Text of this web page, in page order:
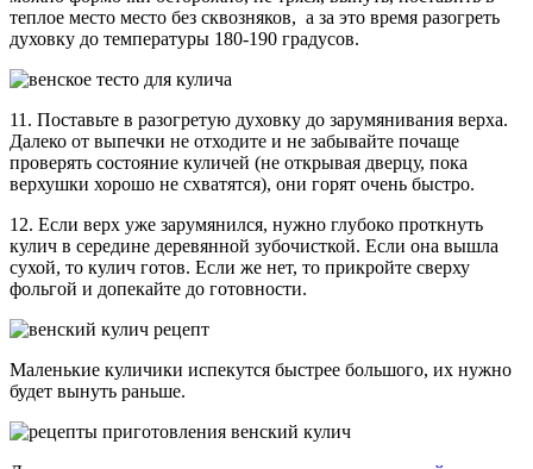
теплое место место без сквозняков, а за это время разогреть
духовку до температуры 180-190 градусов.
11. Поставьте в разогретую духовку до зарумянивания верха.
Далеко от выпечки не отходите и не забывайте почаще
проверять состояние куличей (не открывая дверцу, пока
верхушки хорошо не схватятся), они горят очень быстро.
12. Если верх уже зарумянился, нужно глубоко проткнуть
кулич в середине деревянной зубочисткой. Если она вышла
сухой, то кулич готов. Если же нет, то прикройте сверху
фольгой и допекайте до готовности.
Маленькие куличики испекутся быстрее большого, их нужно
будет вынуть раньше.